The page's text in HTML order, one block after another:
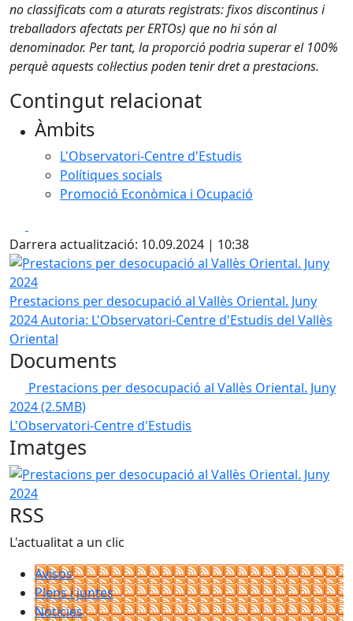
no classificats com a aturats registrats: fixos discontinus i
treballadors afectats per ERTOs) que no hi són al
denominador. Per tant, la proporció podria superar el 100%
perquè aquests col·lectius poden tenir dret a prestacions.
Contingut relacionat
Àmbits
L'Observatori-Centre d'Estudis
Polítiques socials
Promoció Econòmica i Ocupació
Darrera actualització: 10.09.2024 | 10:38
Prestacions per desocupació al Vallès Oriental. Juny 2024
Prestacions per desocupació al Vallès Oriental. Juny
2024Autoria: L'Observatori-Centre d'Estudis del Vallès
Oriental
Documents
Prestacions per desocupació al Vallès Oriental. Juny
2024(2.5MB)
L'Observatori-Centre d'Estudis
Imatges
Prestacions per desocupació al Vallès Oriental. Juny 2024
RSS
L'actualitat a un clic
Avisos
Plens i juntes
Noticies